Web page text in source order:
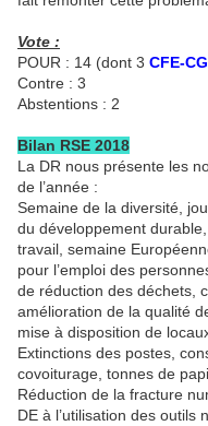
Vote :
POUR : 14 (dont 3 CFE-
Contre : 3
Abstentions : 2
Bilan RSE 2018
La DR nous présente les
de l’année :
Semaine de la diversité,
du développement
travail, semaine
pour l’emploi des
de réduction des déchets,
amélioration de la qualité
mise à disposition de
Extinctions des postes,
covoiturage, tonnes de
Réduction de la fracture
DE à l’utilisation des outils